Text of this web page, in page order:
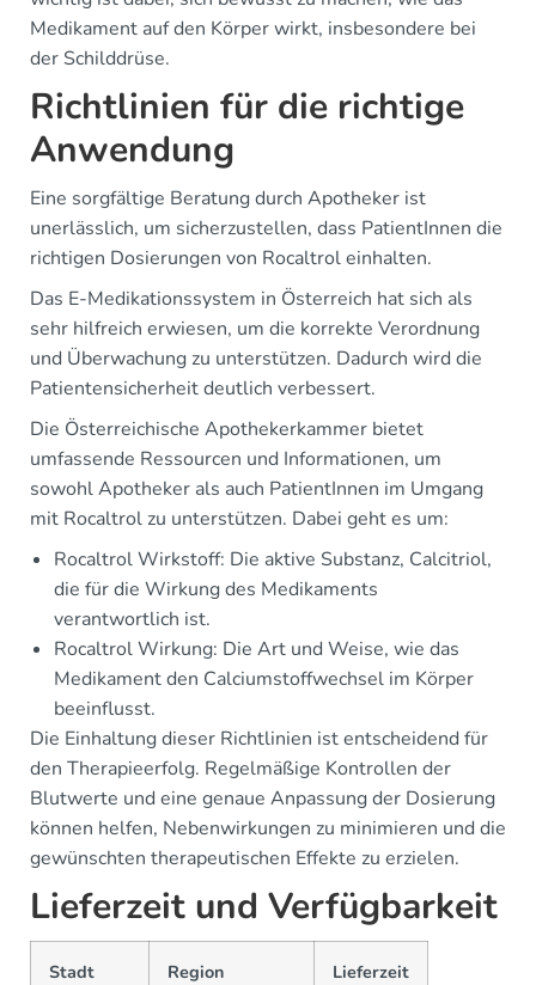
Medikament auf den Körper wirkt, insbesondere bei
der Schilddrüse.
Richtlinien für die richtige
Anwendung
Eine sorgfältige Beratung durch Apotheker ist
unerlässlich, um sicherzustellen, dass PatientInnen die
richtigen Dosierungen von Rocaltrol einhalten.
Das E-Medikationssystem in Österreich hat sich als
sehr hilfreich erwiesen, um die korrekte Verordnung
und Überwachung zu unterstützen. Dadurch wird die
Patientensicherheit deutlich verbessert.
Die Österreichische Apothekerkammer bietet
umfassende Ressourcen und Informationen, um
sowohl Apotheker als auch PatientInnen im Umgang
mit Rocaltrol zu unterstützen. Dabei geht es um:
Rocaltrol Wirkstoff: Die aktive Substanz, Calcitriol,
die für die Wirkung des Medikaments
verantwortlich ist.
Rocaltrol Wirkung: Die Art und Weise, wie das
Medikament den Calciumstoffwechsel im Körper
beeinflusst.
Die Einhaltung dieser Richtlinien ist entscheidend für
den Therapieerfolg. Regelmäßige Kontrollen der
Blutwerte und eine genaue Anpassung der Dosierung
können helfen, Nebenwirkungen zu minimieren und die
gewünschten therapeutischen Effekte zu erzielen.
Lieferzeit und Verfügbarkeit
Stadt Region Lieferzeit